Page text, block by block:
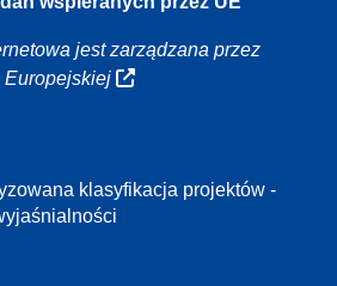
jest zarządzana przez
klasyfikacja projektów -